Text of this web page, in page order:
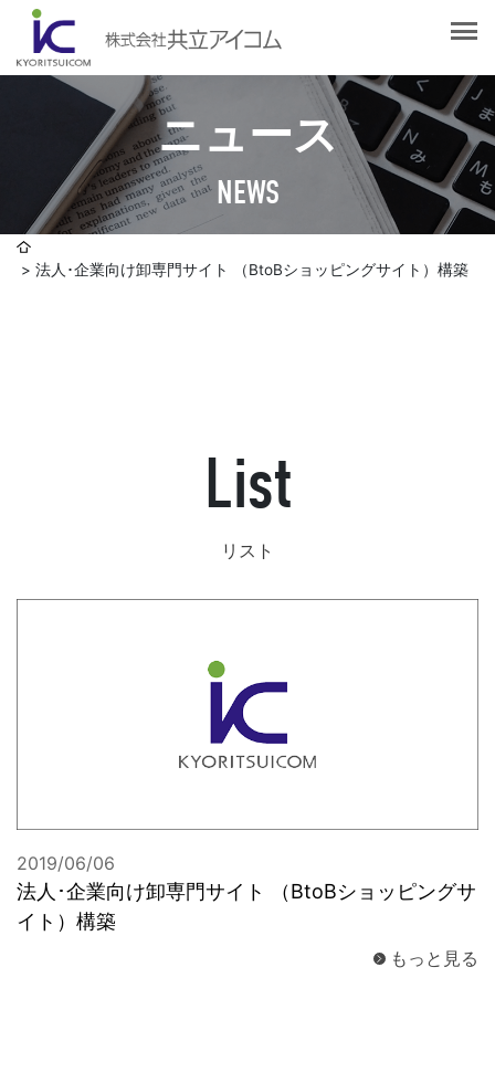
ニュース
NEWS
会社概要
企業理念
サービス紹介
Web制作・ホームページ制作
デザイン作成・印刷サービス
採用情報
お問合せ
法人･企業向け卸専門サイト （BtoBショッピングサイト）構築
List
リスト
2019/06/06
法人･企業向け卸専門サイト （BtoBショッピングサ
イト）構築
もっと見る